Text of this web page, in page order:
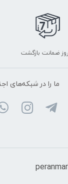
ما را در شبکه‌های